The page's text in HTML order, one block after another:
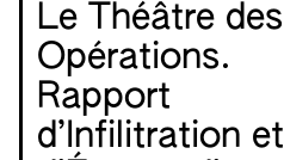
Le Théâtre des
Opérations.
Rapport
d’Infilitration et